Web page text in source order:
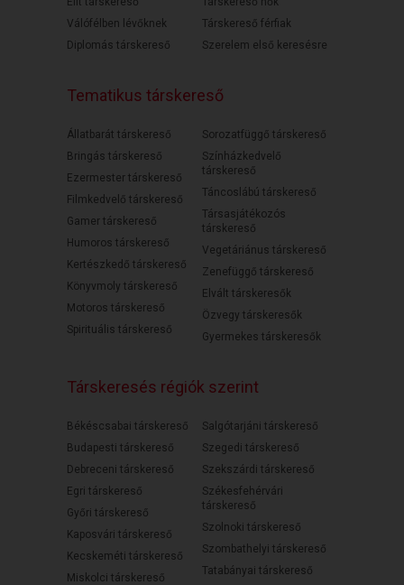
Válófélben lévőknek
Diplomás társkereső
Társkereső férfiak
Szerelem első keresésre
Tematikus társkereső
Állatbarát társkereső
Bringás társkereső
Ezermester társkereső
Filmkedvelő társkereső
Gamer társkereső
Humoros társkereső
Kertészkedő társkereső
Könyvmoly társkereső
Motoros társkereső
Spirituális társkereső
Sorozatfüggő társkereső
Színházkedvelő
társkereső
Táncoslábú társkereső
Társasjátékozós
társkereső
Vegetáriánus társkereső
Zenefüggő társkereső
Elvált társkeresők
Özvegy társkeresők
Gyermekes társkeresők
Társkeresés régiók szerint
Békéscsabai társkereső
Budapesti társkereső
Debreceni társkereső
Egri társkereső
Győri társkereső
Kaposvári társkereső
Kecskeméti társkereső
Miskolci társkereső
Salgótarjáni társkereső
Szegedi társkereső
Szekszárdi társkereső
Székesfehérvári
társkereső
Szolnoki társkereső
Szombathelyi társkereső
Tatabányai társkereső